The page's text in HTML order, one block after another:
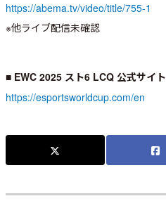
https://abema.tv/video/title/755-1
※他ライブ配信未確認
■ EWC 2025 スト6 LCQ 公式サイト
https://esportsworldcup.com/en